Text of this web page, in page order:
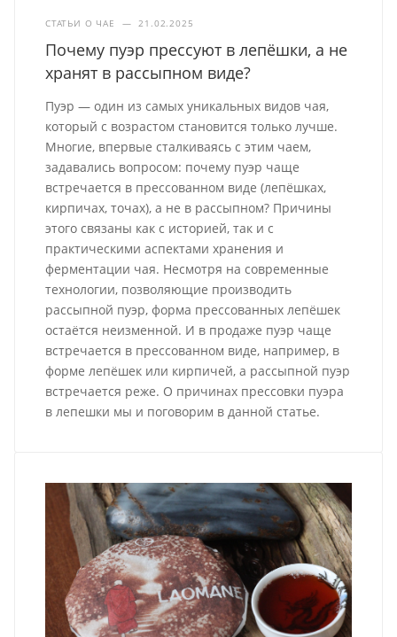
СТАТЬИ О ЧАЕ — 21.02.2025
Почему пуэр прессуют в лепёшки, а не
хранят в рассыпном виде?
Пуэр — один из самых уникальных видов чая,
который с возрастом становится только лучше.
Многие, впервые сталкиваясь с этим чаем,
задавались вопросом: почему пуэр чаще
встречается в прессованном виде (лепёшках,
кирпичах, точах), а не в рассыпном? Причины
этого связаны как с историей, так и с
практическими аспектами хранения и
ферментации чая. Несмотря на современные
технологии, позволяющие производить
рассыпной пуэр, форма прессованных лепёшек
остаётся неизменной. И в продаже пуэр чаще
встречается в прессованном виде, например, в
форме лепёшек или кирпичей, а рассыпной пуэр
встречается реже. О причинах прессовки пуэра
в лепешки мы и поговорим в данной статье.